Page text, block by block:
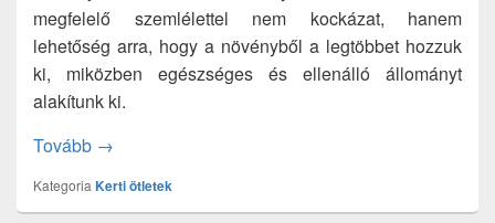
megfelelő szemlélettel nem kockázat, hanem
lehetőség arra, hogy a növényből a legtöbbet hozzuk
ki, miközben egészséges és ellenálló állományt
alakítunk ki.
Tovább Rózsa metszése: így végezve biztos a siker
→
Kategoria Kerti ötletek